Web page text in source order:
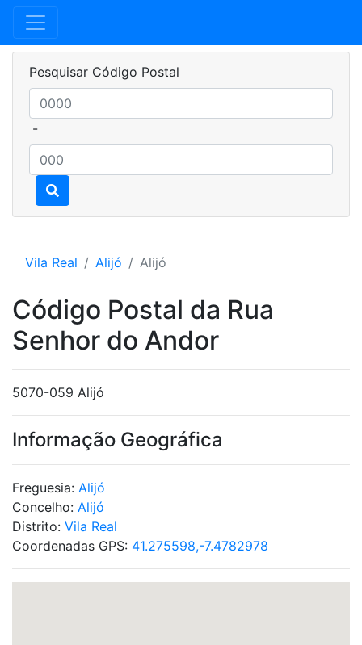
Pesquisar Código Postal
-
Vila Real Alijó Alijó
Código Postal da Rua
Senhor do Andor
5070-059 Alijó
Informação Geográfica
Freguesia: Alijó
Concelho: Alijó
Distrito: Vila Real
Coordenadas GPS: 41.275598,-7.4782978